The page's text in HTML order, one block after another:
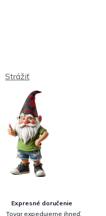
Strážiť
Expresné doručenie
Tovar expedujeme ihneď.